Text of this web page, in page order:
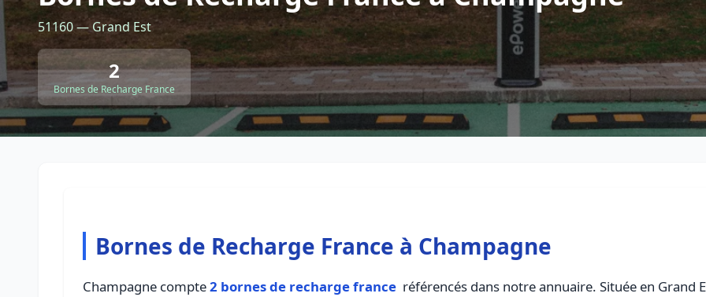
51160 — Grand Est
2
Bornes de Recharge France
Bornes de Recharge France à Champagne
Champagne compte2 bornes de recharge france référencés dans notre annuaire. Située en Grand